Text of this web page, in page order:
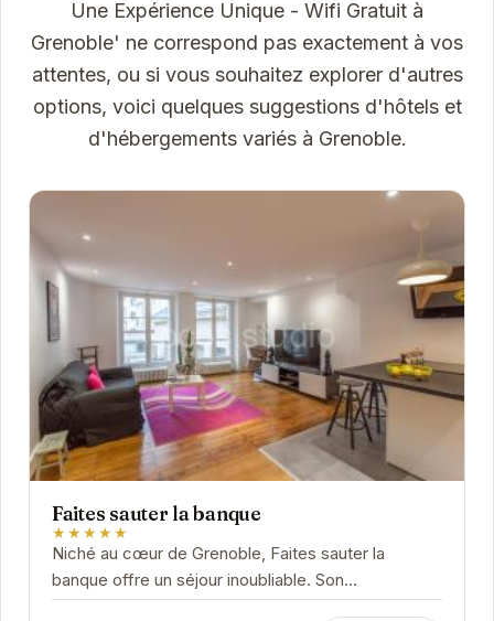
Une Expérience Unique - Wifi Gratuit à
Grenoble' ne correspond pas exactement à vos
attentes, ou si vous souhaitez explorer d'autres
options, voici quelques suggestions d'hôtels et
d'hébergements variés à Grenoble.
Faites sauter la banque
★★★★★
Niché au cœur de Grenoble, Faites sauter la
banque offre un séjour inoubliable. Son
emplacement privilégié permet d'accéder